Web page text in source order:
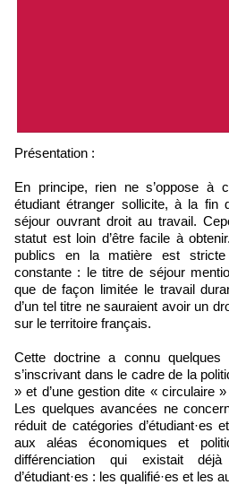
Présentation :
En principe, rien ne s’oppose à
étudiant étranger sollicite, à la fin
séjour ouvrant droit au travail.
statut est loin d’être facile à
publics en la matière est
constante : le titre de séjour
que de façon limitée le travail
d’un tel titre ne sauraient avoir un
sur le territoire français.
Cette doctrine a connu quelques
s’inscrivant dans le cadre de la
» et d’une gestion dite « circulaire
Les quelques avancées ne
réduit de catégories d’étudiant·es
aux aléas économiques et
différenciation qui existait
d’étudiant·es : les qualifié·es et les